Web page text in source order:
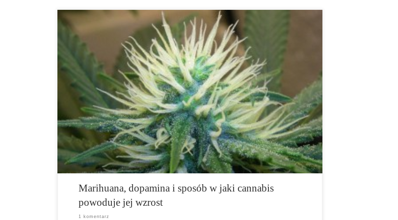
Choć marihuana podobna jest do innych narkotyków, jeśli chodzi o podnoszenie
poziomu dopaminy, jej sposób działania jest dosyć wyjątkowy. Chemikalia w
marihuanie, nazywane kannabinoidami pośrednio zwiększają dopaminę, blokując
działanie innego neuroprzekaźnika o nazwie GABA. GABA działa normalnie tłumiąc
ilość dopaminy wydaną z jądra półleżącego. Jednakże, gdy GABA jest blokowane przez
związki znajdujące się w marihuanie, takie jak THC, wynikiem jest […]
Marihuana, dopamina i sposób w jaki cannabis
powoduje jej wzrost
1 komentarz